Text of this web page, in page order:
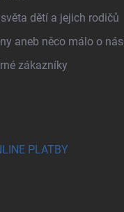
dětí a jejich rodičů
aneb něco málo o nás
zákazníky
PLATBY